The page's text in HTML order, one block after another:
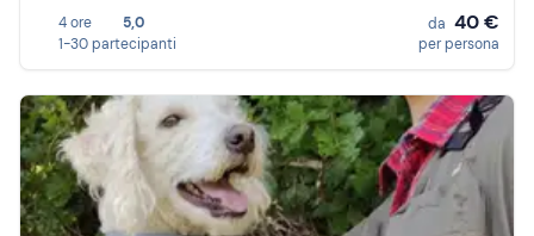
4 ore
5,0
1-30 partecipanti
da 40 €
per persona